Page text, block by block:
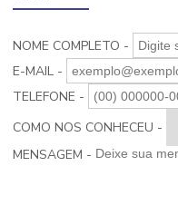
NOME COMPLETO -
E-MAIL -
TELEFONE -
COMO NOS CONHECEU -
MENSAGEM -